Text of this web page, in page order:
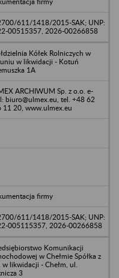
611/1418/2015-SAK; UNP:
00515357, 2026-00266858
Kółek Rolniczych w
w likwidacji - Kotuń
1A
ARCHIWUM Sp. z o.o. e-
biuro@ulmex.eu, tel. +48 62
11 20, www.ulmex.eu
firmy
611/1418/2015-SAK; UNP:
005115357, 2026-00266858
Komunikacji
w Chełmie Spółka z
w likwidacji - Chełm, ul.
3